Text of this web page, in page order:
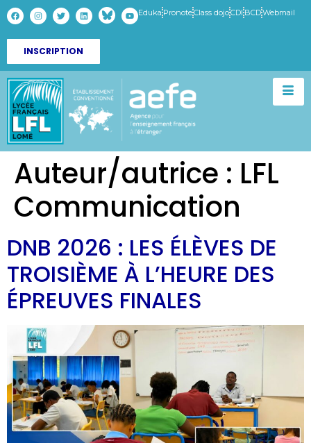
Eduka PronoteClass dojoCDI BCDWebmail
INSCRIPTION
Auteur/autrice : LFL
Communication
DNB 2026 : LES ÉLÈVES DE
TROISIÈME À L’HEURE DES
ÉPREUVES FINALES